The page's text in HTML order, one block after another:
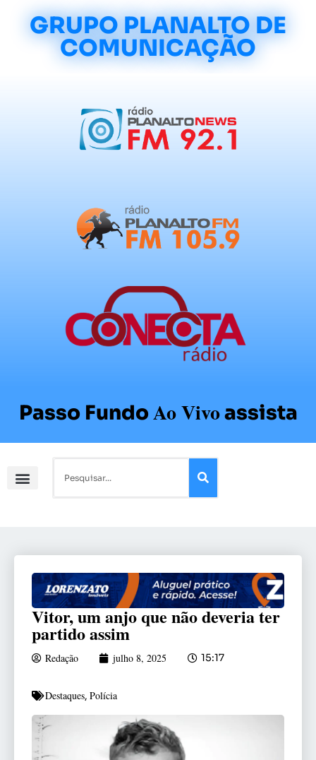
GRUPO PLANALTO DE
COMUNICAÇÃO
Passo FundoAo Vivoassista
Vitor, um anjo que não deveria ter
partido assim
Redação julho 8, 2025 15:17
Destaques, Polícia